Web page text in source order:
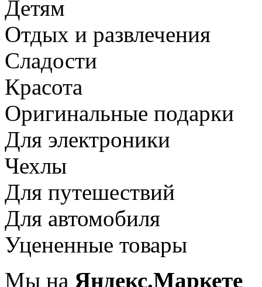
Детям
Отдых и развлечения
Сладости
Красота
Оригинальные подарки
Для электроники
Чехлы
Для путешествий
Для автомобиля
Уцененные товары
Мы на Яндекс.Маркете